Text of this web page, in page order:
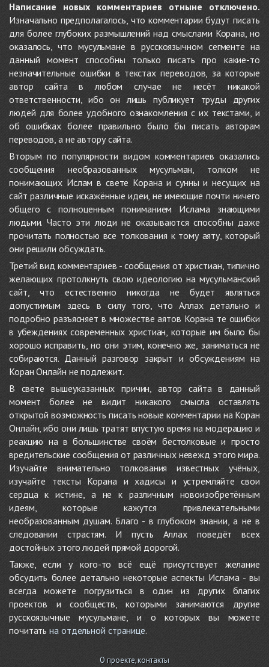
Написание новых комментариев отныне отключено.
Изначально предполагалось, что комментарии будут писать
для более глубоких размышлений над смыслами Корана, но
оказалось, что мусульмане в русскоязычном сегменте на
данный момент способны только писать про какие-то
незначительные ошибки в текстах переводов, за которые
автор сайта в любом случае не несёт никакой
ответственности, ибо он лишь публикует труды других
людей для более удобного ознакомления с их текстами, и
об ошибках более правильно было бы писать авторам
переводов, а не автору сайта.
Вторым по популярности видом комментариев оказались
сообщения необразованных мусульман, толком не
понимающих Ислам в свете Корана и сунны и несущих на
сайт различные искажённые идеи, не имеющие почти ничего
общего с полноценным пониманием Ислама знающими
людьми. Часто эти люди не оказываются способны даже
прочитать полностью все толкования к тому аяту, который
они решили обсуждать.
Третий вид комментариев - сообщения от христиан, типично
желающих протолкнуть свою идеологию на мусульманский
сайт, что естественно никогда не будет являться
допустимым здесь в силу того, что Аллах детально и
подробно разъясняет в множестве аятов Корана те ошибки
в убеждениях современных христиан, которые им было бы
хорошо исправить, но они этим, конечно же, заниматься не
собираются. Данный разговор закрыт и обсуждениям на
Коран Онлайн не подлежит.
В свете вышеуказанных причин, автор сайта в данный
момент более не видит никакого смысла оставлять
открытой возможность писать новые комментарии на Коран
Онлайн, ибо они лишь тратят впустую время на модерацию и
реакцию на в большинстве своём бестолковые и просто
вредительские сообщения от различных невежд этого мира.
Изучайте внимательно толкования известных учёных,
изучайте тексты Корана и хадисы и устремляйте свои
сердца к истине, а не к различным новоизобретённым
идеям, которые кажутся привлекательными
необразованным душам. Благо - в глубоком знании, а не в
следовании страстям. И пусть Аллах поведёт всех
достойных этого людей прямой дорогой.
Также, если у кого-то всё ещё присутствует желание
обсудить более детально некоторые аспекты Ислама - вы
всегда можете погрузиться в один из других благих
проектов и сообществ, которыми занимаются другие
русскоязычные мусульмане, и о которых вы можете
почитатьна отдельной странице.
О проекте, контакты